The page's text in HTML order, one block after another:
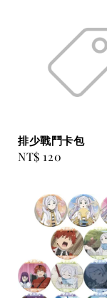
排少戰鬥卡包
Regular
NT$ 120